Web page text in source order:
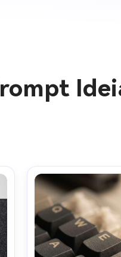
com